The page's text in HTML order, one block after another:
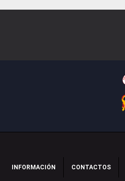
INFORMACIÓN CONTACTOS